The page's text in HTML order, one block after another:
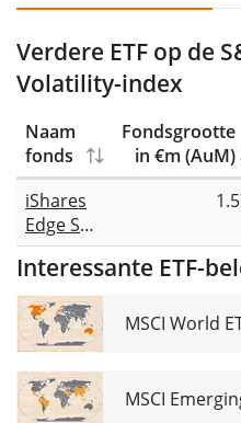
Verdere ETF op de
Volatility-index
Naam
fonds
Fondsgrootte
in €m (AuM)
iShares
Edge S&P
500
Minimum
Volatility
UCITS
ETF (Acc)
Interessante ETF-
MSCI World